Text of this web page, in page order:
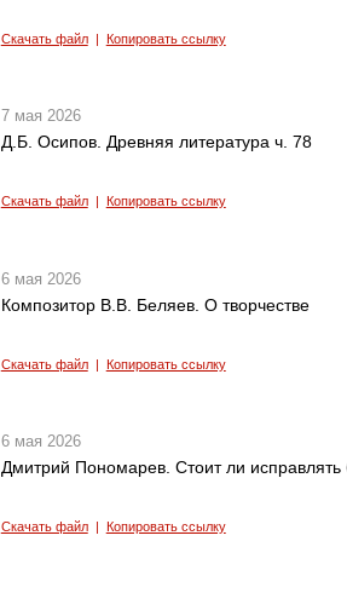
Скачать файл| Копировать ссылку
7 мая 2026
Д.Б. Осипов. Древняя литература ч. 78
Скачать файл| Копировать ссылку
6 мая 2026
Композитор В.В. Беляев. О творчестве
Скачать файл| Копировать ссылку
6 мая 2026
Дмитрий Пономарев. Стоит ли исправлять
Скачать файл| Копировать ссылку